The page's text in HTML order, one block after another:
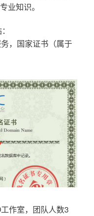
业知识。
，国家证书（属于
作室，团队人数3